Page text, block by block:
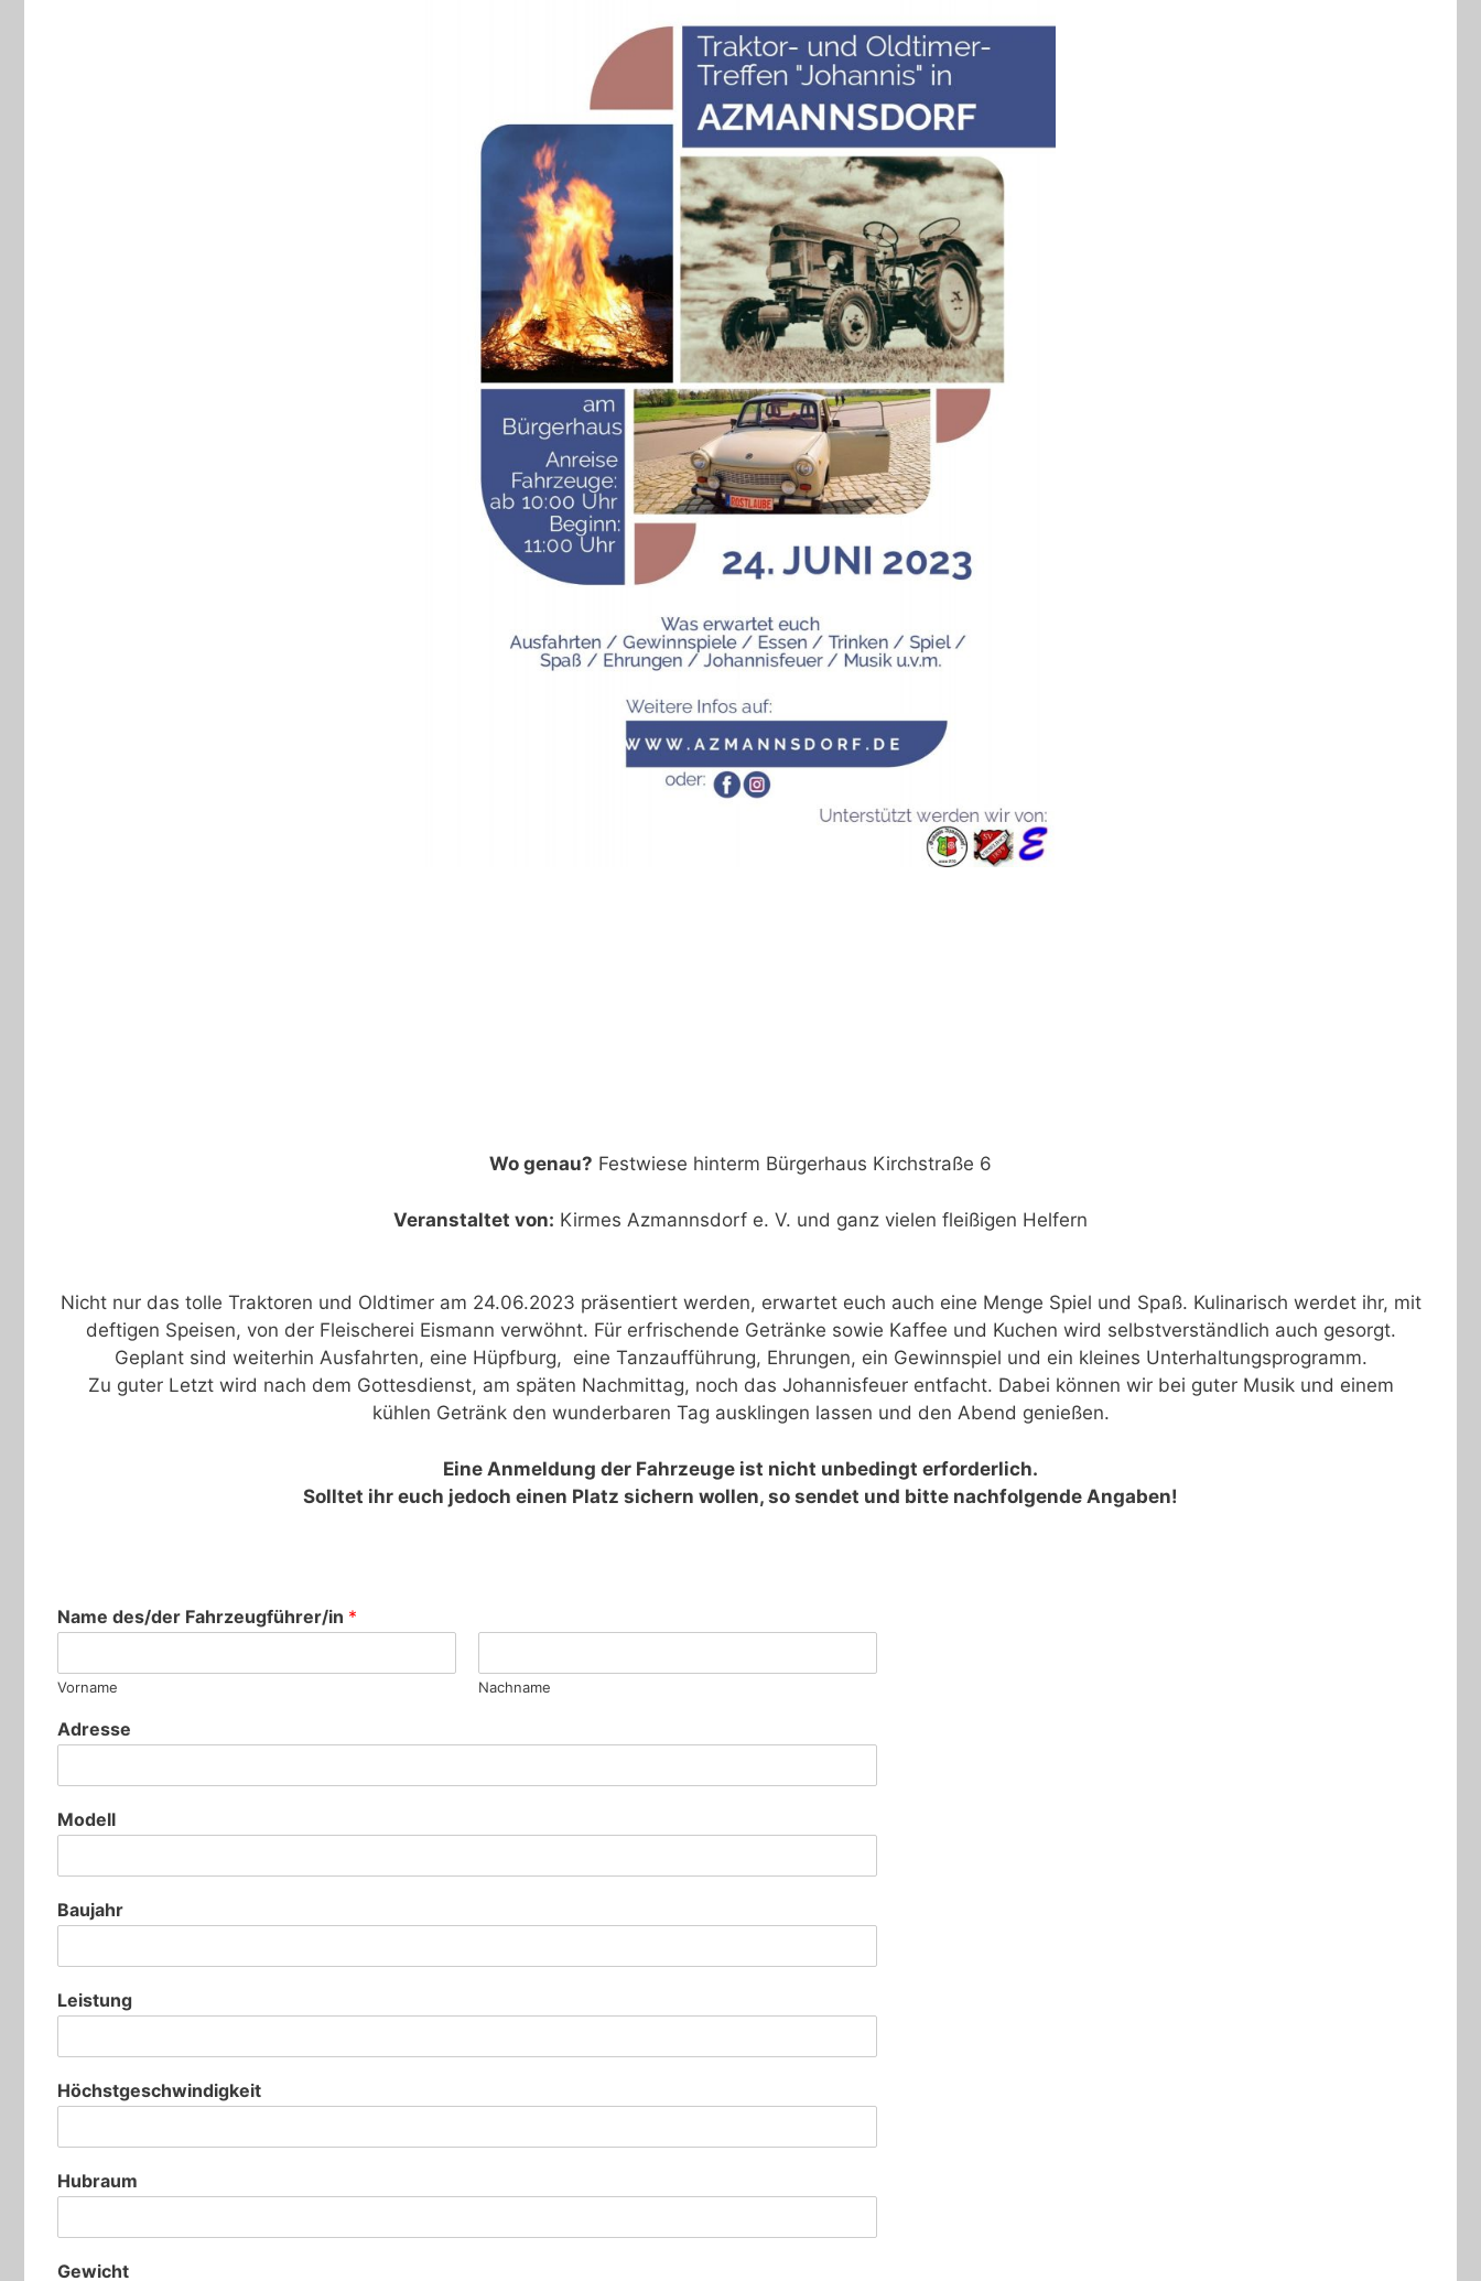
Wo genau? Festwiese hinterm Bürgerhaus Kirchstraße 6
Veranstaltet von: Kirmes Azmannsdorf e. V. und ganz vielen fleißigen Helfern
Nicht nur das tolle Traktoren und Oldtimer am 24.06.2023 präsentiert werden, erwartet euch auch eine Menge Spiel und Spaß. Kulinarisch werdet ihr, mit
deftigen Speisen, von der Fleischerei Eismann verwöhnt. Für erfrischende Getränke sowie Kaffee und Kuchen wird selbstverständlich auch gesorgt.
Geplant sind weiterhin Ausfahrten, eine Hüpfburg, eine Tanzaufführung, Ehrungen, ein Gewinnspiel und ein kleines Unterhaltungsprogramm.
Zu guter Letzt wird nach dem Gottesdienst, am späten Nachmittag, noch das Johannisfeuer entfacht. Dabei können wir bei guter Musik und einem
kühlen Getränk den wunderbaren Tag ausklingen lassen und den Abend genießen.
Eine Anmeldung der Fahrzeuge ist nicht unbedingt erforderlich.
Solltet ihr euch jedoch einen Platz sichern wollen, so sendet und bitte nachfolgende Angaben!
Name des/der Fahrzeugführer/in *
Vorname Nachname
Adresse
Modell
Baujahr
Leistung
Höchstgeschwindigkeit
Hubraum
Gewicht